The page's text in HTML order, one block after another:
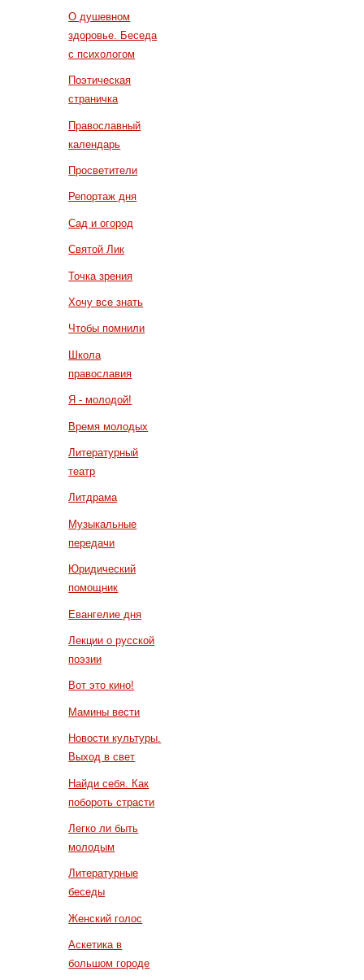
О душевном
здоровье. Беседа
с психологом
Поэтическая
страничка
Православный
календарь
Просветители
Репортаж дня
Сад и огород
Святой Лик
Точка зрения
Хочу все знать
Чтобы помнили
Школа
православия
Я - молодой!
Время молодых
Литературный
театр
Литдрама
Музыкальные
передачи
Юридический
помощник
Евангелие дня
Лекции о русской
поэзии
Вот это кино!
Мамины вести
Новости культуры.
Выход в свет
Найди себя. Как
побороть страсти
Легко ли быть
молодым
Литературные
беседы
Женский голос
Аскетика в
большом городе